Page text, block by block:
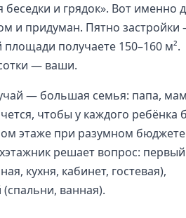
беседки и грядок». Вот именно
и придуман. Пятно
получаете 150–160 м².
— ваши.
— большая семья: папа,
чтобы у каждого ребёнка
этаже при разумном
решает вопрос: первый
кухня, кабинет, гостевая),
ванная).